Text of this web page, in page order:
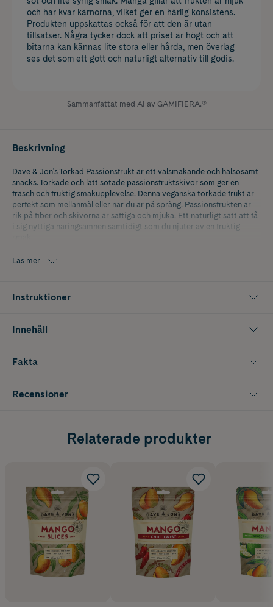
och har kvar kärnorna, vilket ger en härlig konsistens.
Produkten uppskattas också för att den är utan
tillsatser. Några tycker dock att priset är högt och att
bitarna kan kännas lite stora eller hårda, men överlag
ses det som ett gott och naturligt alternativ till godis.
Sammanfattat med AI av GAMIFIERA.®
Beskrivning
Dave & Jon's Torkad Passionsfrukt är ett välsmakande och hälsosamt
snacks. Torkade och lätt sötade passionsfruktskivor som ger en
fräsch och fruktig smakupplevelse. Denna veganska torkade frukt är
perfekt som mellanmål eller när du är på språng. Passionsfrukten är
rik på fiber och skivorna är saftiga och mjuka. Ett naturligt sätt att få
i sig nyttiga näringsämnen samtidigt som du njuter av en fruktig
Innehåller 100g.
Läs mer
Instruktioner
Innehåll
Fakta
Recensioner
Relaterade produkter